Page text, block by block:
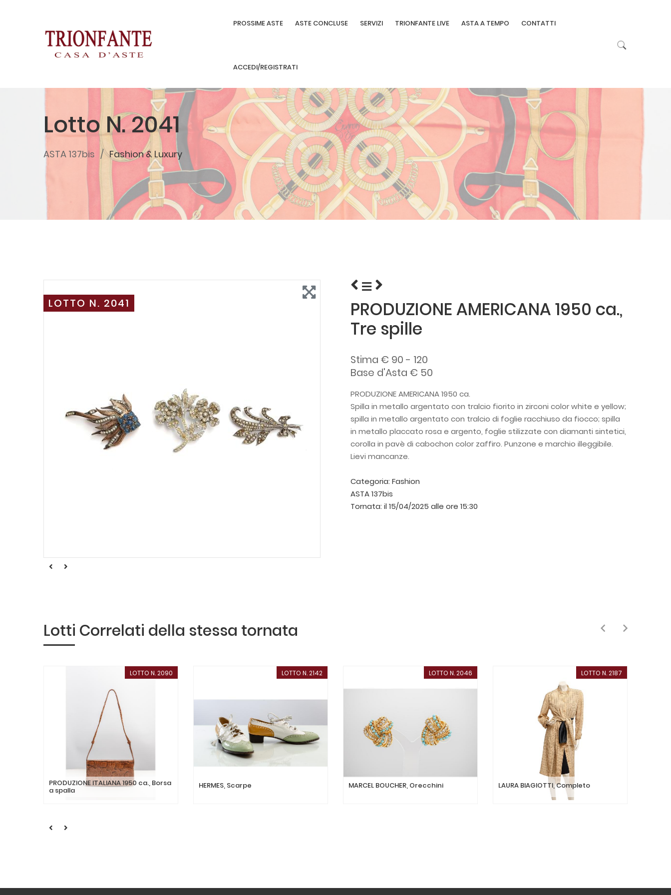
PROSSIME ASTE ASTE CONCLUSE SERVIZI TRIONFANTE LIVE ASTA A TEMPO CONTATTI
ACCEDI/REGISTRATI
Lotto N. 2041
ASTA 137bis Fashion & Luxury
LOTTO N. 2041
PRODUZIONE AMERICANA 1950 ca.,
Tre spille
Stima € 90 - 120
Base d'Asta € 50
PRODUZIONE AMERICANA 1950 ca.
Spilla in metallo argentato con tralcio fiorito in zirconi color white e yellow;
spilla in metallo argentato con tralcio di foglie racchiuso da fiocco; spilla
in metallo placcato rosa e argento, foglie stilizzate con diamanti sintetici,
corolla in pavè di cabochon color zaffiro. Punzone e marchio illeggibile.
Lievi mancanze.
Categoria: Fashion
ASTA 137bis
Tornata: il 15/04/2025 alle ore 15:30
Lotti Correlati della stessa tornata
LOTTO N. 2090
PRODUZIONE ITALIANA 1950 ca., Borsa
a spalla
LOTTO N. 2142
HERMES, Scarpe
LOTTO N. 2046
MARCEL BOUCHER, Orecchini
LOTTO N. 2187
LAURA BIAGIOTTI, Completo